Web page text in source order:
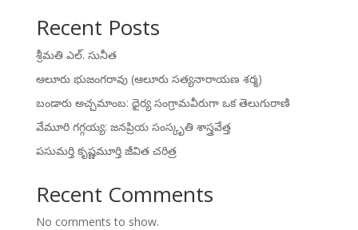
Recent Posts
శ్రీమతి ఎల్. సునీత
ఆలూరు భుజంగరావు (ఆలూరు సత్యనారాయణ శర్మ)
బండారు అచ్చమాంబ: ధైర్య సంగ్రామవీరుగా ఒక తెలుగురాణి
వేమూరి గగ్గయ్య: జనప్రియ సంస్కృతి శాస్త్రవేత్త
పసుమర్తి కృష్ణమూర్తి జీవిత చరిత్ర
Recent Comments
No comments to show.